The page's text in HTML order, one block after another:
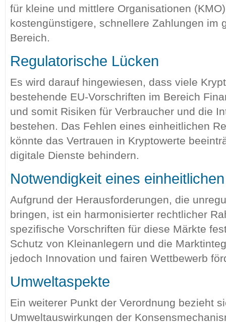
für kleine und mittlere Organisationen
kostengünstigere, schnellere Zahlungen im
Bereich.
Regulatorische Lücken
Es wird darauf hingewiesen, dass viele
bestehende EU-Vorschriften im Bereich
und somit Risiken für Verbraucher und die
bestehen. Das Fehlen eines einheitlichen
könnte das Vertrauen in Kryptowerte
digitale Dienste behindern.
Notwendigkeit eines
Aufgrund der Herausforderungen, die
bringen, ist ein harmonisierter rechtlicher
spezifische Vorschriften für diese Märkte
Schutz von Kleinanlegern und die
jedoch Innovation und fairen Wettbewerb
Umweltaspekte
Ein weiterer Punkt der Verordnung bezieht
Umweltauswirkungen der